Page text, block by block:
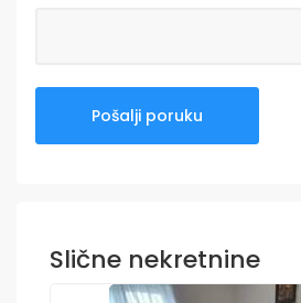
Slične nekretnine